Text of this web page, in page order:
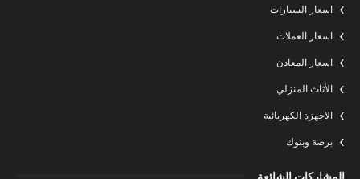
اسعار السيارات
اسعار العملات
اسعار المعادن
الأثاث المنزلي
الاجهزة الكهربائية
برصة وبنوك